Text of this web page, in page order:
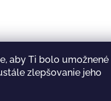
aby Ti bolo umožnené
zlepšovanie jeho